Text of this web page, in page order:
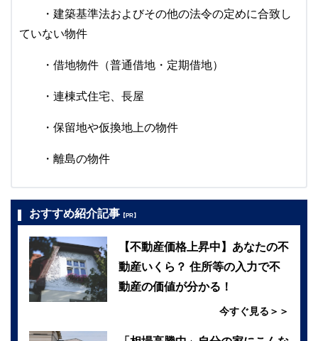
・建築基準法およびその他の法令の定めに合致し
ていない物件
・借地物件（普通借地・定期借地）
・連棟式住宅、長屋
・保留地や仮換地上の物件
・離島の物件
おすすめ紹介記事 【PR】
【不動産価格上昇中】あなたの不
動産いくら？ 住所等の入力で不
動産の価値が分かる！
今すぐ見る＞＞